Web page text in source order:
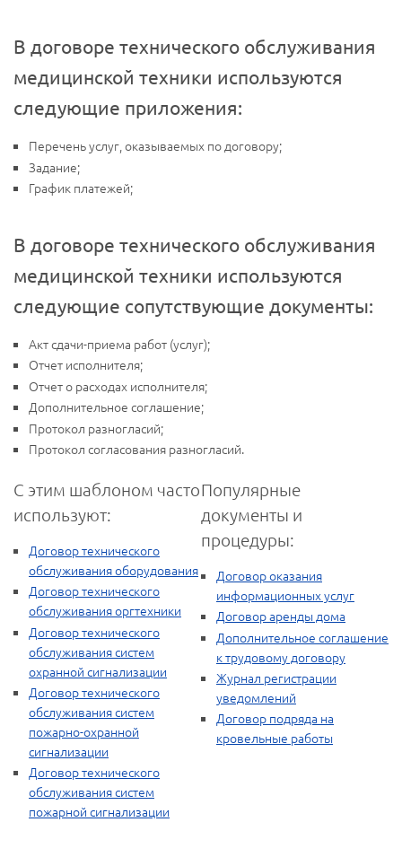
В договоре технического обслуживания
медицинской техники используются
следующие приложения:
Перечень услуг, оказываемых по договору;
Задание;
График платежей;
В договоре технического обслуживания
медицинской техники используются
следующие сопутствующие документы:
Акт сдачи-приема работ (услуг);
Отчет исполнителя;
Отчет о расходах исполнителя;
Дополнительное соглашение;
Протокол разногласий;
Протокол согласования разногласий.
С этим шаблоном часто
используют:
Договор технического
обслуживания оборудования
Договор технического
обслуживания оргтехники
Договор технического
обслуживания систем
охранной сигнализации
Договор технического
обслуживания систем
пожарно-охранной
сигнализации
Договор технического
обслуживания систем
пожарной сигнализации
Популярные
документы и
процедуры:
Договор оказания
информационных услуг
Договор аренды дома
Дополнительное соглашение
к трудовому договору
Журнал регистрации
уведомлений
Договор подряда на
кровельные работы